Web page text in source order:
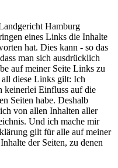
Hamburg
eines Links die Inhalte
hat. Dies kann - so das
man sich ausdrücklich
auf meiner Seite Links zu
all diese Links gilt: Ich
keinerlei Einfluss auf die
Seiten habe. Deshalb
von allen Inhalten aller
Und ich mache mir
gilt für alle auf meiner
der Seiten, zu denen